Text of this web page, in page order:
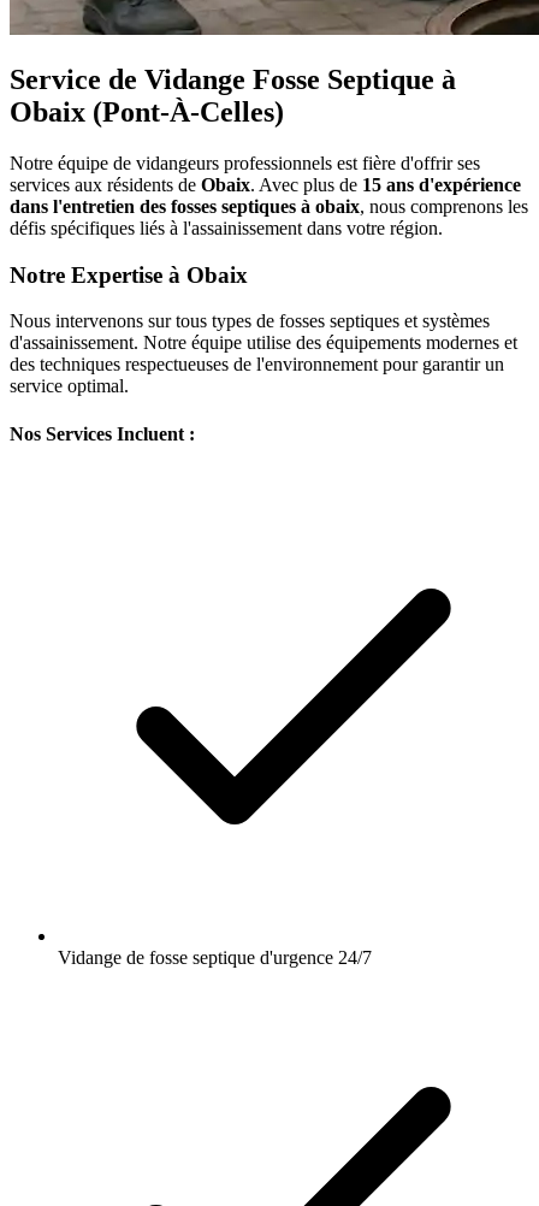
Service de Vidange Fosse Septique à
Obaix (Pont-À-Celles)
Notre équipe de vidangeurs professionnels est fière d'offrir ses
services aux résidents de Obaix. Avec plus de 15 ans d'expérience
dans l'entretien des fosses septiques à obaix, nous comprenons les
défis spécifiques liés à l'assainissement dans votre région.
Notre Expertise à Obaix
Nous intervenons sur tous types de fosses septiques et systèmes
d'assainissement. Notre équipe utilise des équipements modernes et
des techniques respectueuses de l'environnement pour garantir un
service optimal.
Nos Services Incluent :
Vidange de fosse septique d'urgence 24/7